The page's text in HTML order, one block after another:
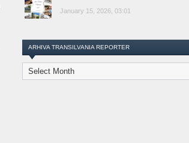
January 15, 2026, 03:01
ARHIVA TRANSILVANIA REPORTER
Arhiva
Transilvania